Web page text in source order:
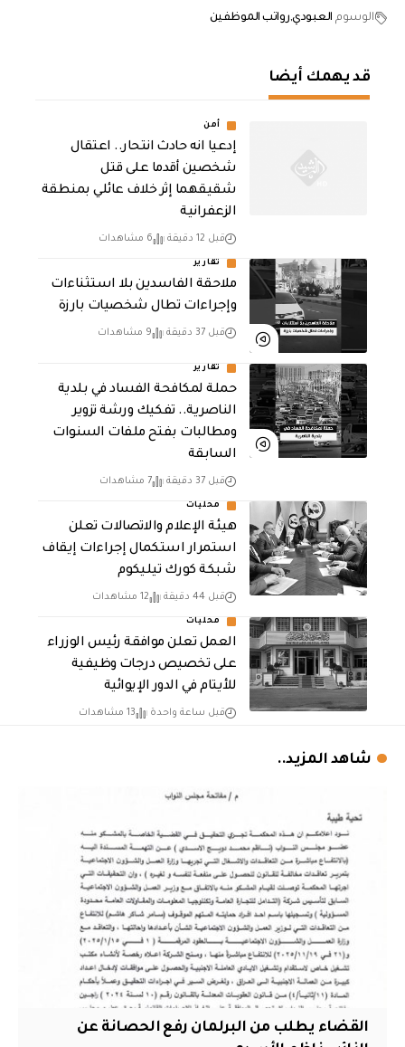
الوسوم العبودي رواتب الموظفين
قد يهمك أيضا
أمن
إدعيا انه حادث انتحار.. اعتقال
شخصين أقدما على قتل
شقيقهما إثر خلاف عائلي بمنطقة
الزعفرانية
قبل 12 دقيقة 6 مشاهدات
تقارير
ملاحقة الفاسدين بلا استثناءات
وإجراءات تطال شخصيات بارزة
قبل 37 دقيقة 9 مشاهدات
تقارير
حملة لمكافحة الفساد في بلدية
الناصرية.. تفكيك ورشة تزوير
ومطالبات بفتح ملفات السنوات
السابقة
قبل 37 دقيقة 7 مشاهدات
محليات
هيئة الإعلام والاتصالات تعلن
استمرار استكمال إجراءات إيقاف
شبكة كورك تيليكوم
قبل 44 دقيقة 12 مشاهدات
محليات
العمل تعلن موافقة رئيس الوزراء
على تخصيص درجات وظيفية
للأيتام في الدور الإيوائية
قبل ساعة واحدة 13 مشاهدات
شاهد المزيد..
القضاء يطلب من البرلمان رفع الحصانة عن